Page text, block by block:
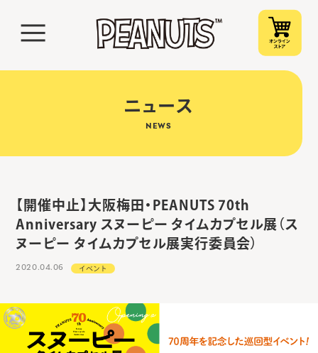
ニュース
NEWS
【開催中止】大阪梅田・PEANUTS 70th
Anniversary スヌーピー タイムカプセル展（ス
ヌーピー タイムカプセル展実行委員会）
2020.04.06 イベント